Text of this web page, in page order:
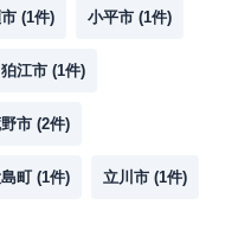
(1件) 小平市 (1件)
狛江市 (1件)
市 (2件)
町 (1件) 立川市 (1件)